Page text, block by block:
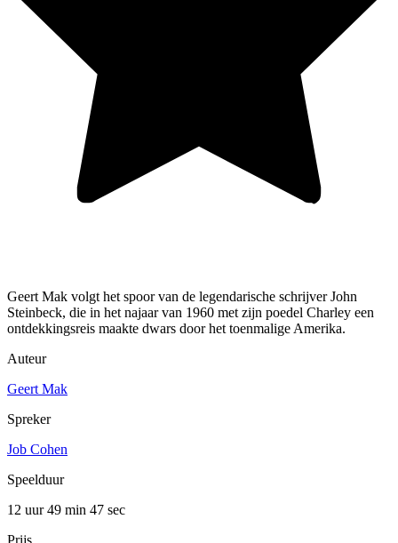
Geert Mak volgt het spoor van de legendarische schrijver John
Steinbeck, die in het najaar van 1960 met zijn poedel Charley een
ontdekkingsreis maakte dwars door het toenmalige Amerika.
Auteur
Geert Mak
Spreker
Job Cohen
Speelduur
12 uur 49 min 47 sec
Prijs